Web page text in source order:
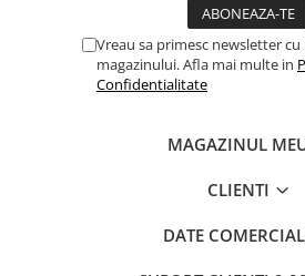
Vreau sa primesc newsletter
magazinului. Afla mai multe in
Confidentialitate
MAGAZINUL
CLIENTI
DATE